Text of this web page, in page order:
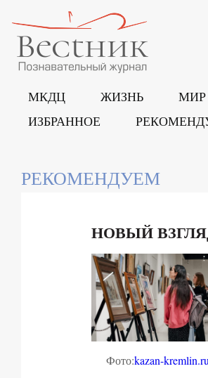
МКДЦ ЖИЗНЬ
МИР
ИЗБРАННОЕ
РЕКОМЕНДУЕМ
НОВЫЙ
Фото:kazan-